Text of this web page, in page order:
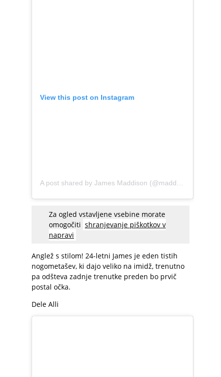
View this post on Instagram
Za ogled vstavljene vsebine morate
omogočiti shranjevanje piškotkov v
napravi
Anglež s stilom! 24-letni James je eden tistih
nogometašev, ki dajo veliko na imidž, trenutno
pa odšteva zadnje trenutke preden bo prvič
postal očka.
Dele Alli